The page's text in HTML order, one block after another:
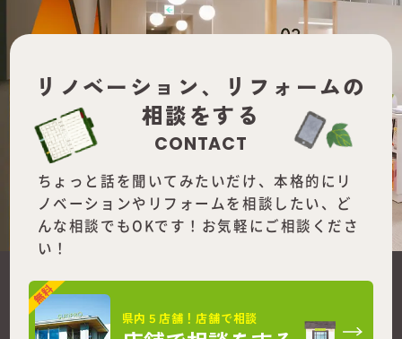
リノベーション、
リフォームの
相談をする
CONTACT
ちょっと話を聞いてみたいだけ、本格的にリ
ノベーションやリフォームを相談したい、ど
んな相談でもOKです！お気軽にご相談くださ
い！
県内５店舗！店舗で相談